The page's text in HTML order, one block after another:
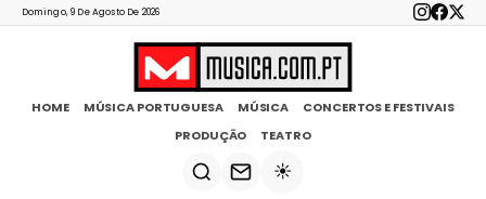
Domingo, 9 De Agosto De 2026
HOME MÚSICA PORTUGUESA MÚSICA
CONCERTOS E FESTIVAIS
PRODUÇÃO
TEATRO
☀️